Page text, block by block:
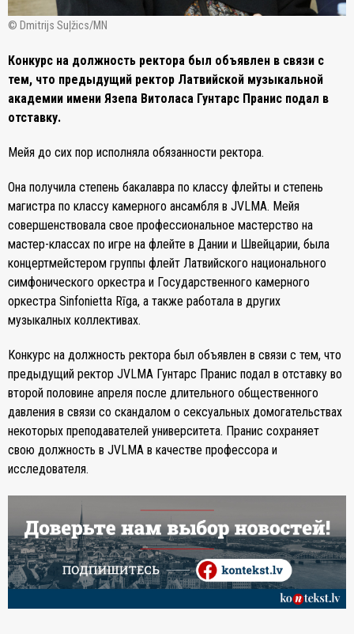
© Dmitrijs Suļžics/MN
Конкурс на должность ректора был объявлен в связи с
тем, что предыдущий ректор Латвийской музыкальной
академии имени Язепа Витоласа Гунтарс Пранис подал в
отставку.
Мейя до сих пор исполняла обязанности ректора.
Она получила степень бакалавра по классу флейты и степень
магистра по классу камерного ансамбля в JVLMA. Мейя
совершенствовала свое профессиональное мастерство на
мастер-классах по игре на флейте в Дании и Швейцарии, была
концертмейстером группы флейт Латвийского национального
симфонического оркестра и Государственного камерного
оркестра Sinfonietta Rīga, а также работала в других
музыкалных коллективах.
Конкурс на должность ректора был объявлен в связи с тем, что
предыдущий ректор JVLMA Гунтарс Пранис подал в отставку во
второй половине апреля после длительного общественного
давления в связи со скандалом о сексуальных домогательствах
некоторых преподавателей университета. Пранис сохраняет
свою должность в JVLMA в качестве профессора и
исследователя.